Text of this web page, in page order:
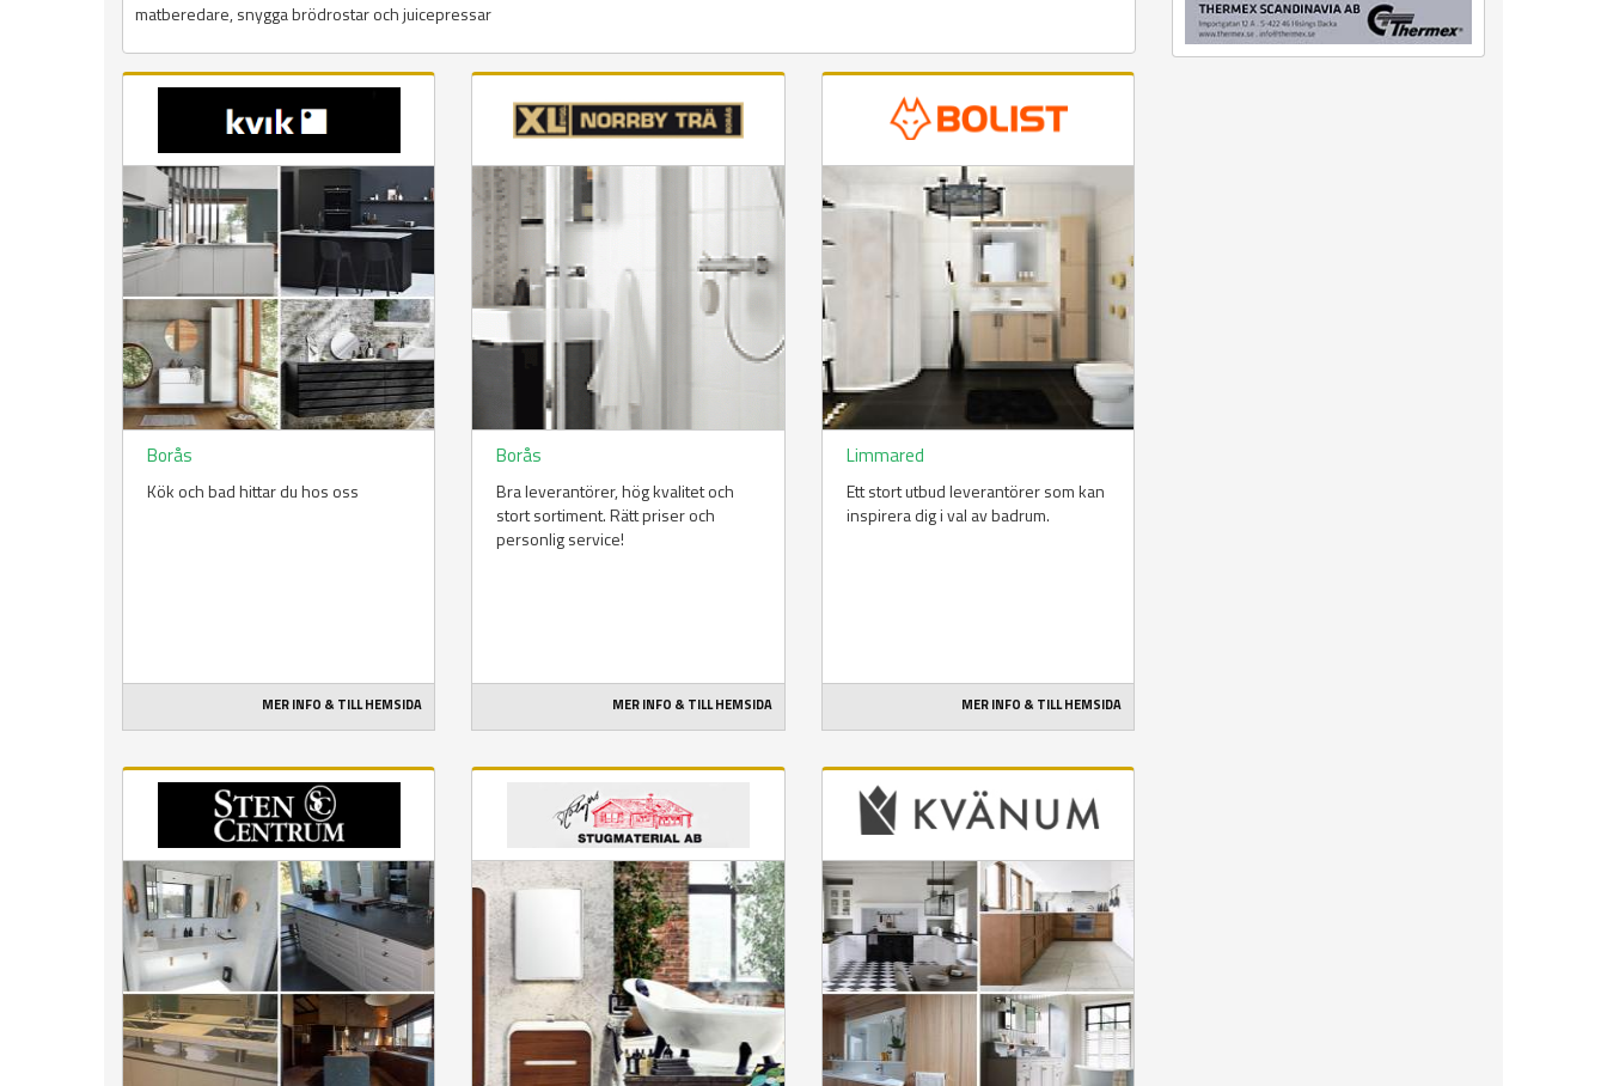
matberedare, snygga brödrostar och juicepressar
Borås
Kök och bad hittar du hos oss
MER INFO & TILL HEMSIDA
Borås
Bra leverantörer, hög kvalitet och
stort sortiment. Rätt priser och
personlig service!
MER INFO & TILL HEMSIDA
Limmared
Ett stort utbud leverantörer som kan
inspirera dig i val av badrum.
MER INFO & TILL HEMSIDA